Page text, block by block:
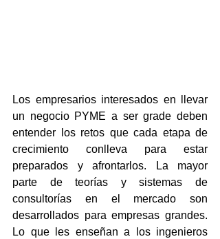
Los empresarios interesados en llevar
un negocio PYME a ser grade deben
entender los retos que cada etapa de
crecimiento conlleva para estar
preparados y afrontarlos. La mayor
parte de teorías y sistemas de
consultorías en el mercado son
desarrollados para empresas grandes.
Lo que les enseñan a los ingenieros